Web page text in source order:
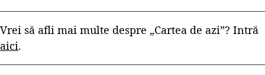
Vrei să afli mai multe despre „Cartea de azi”? Intră
aici.